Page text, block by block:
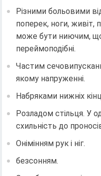
Різними больовими
поперек, ноги,
може бути ниючим,
переймоподібні.
Частим
якому напруженні.
Набряками нижніх
Розладом стільця. У
схильність до
Онімінням рук і ніг.
безсонням.